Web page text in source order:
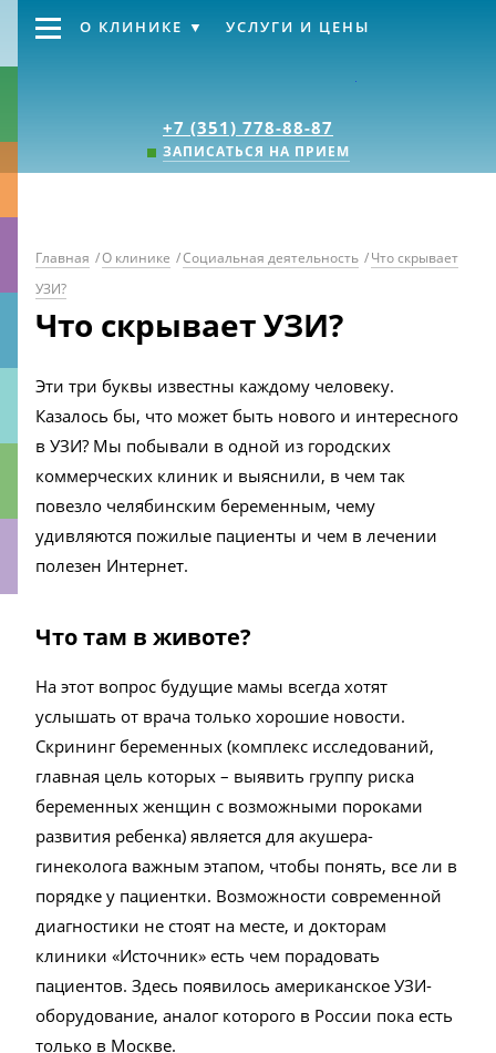
+7 (351) 778-88-87
ЗАПИСАТЬСЯ НА ПРИЕМ
О КЛИНИКЕ УСЛУГИ И ЦЕНЫ
Главная /О клинике /Социальная деятельность /Что скрывает
УЗИ?
Что скрывает УЗИ?
Эти три буквы известны каждому человеку.
Казалось бы, что может быть нового и интересного
в УЗИ? Мы побывали в одной из городских
коммерческих клиник и выяснили, в чем так
повезло челябинским беременным, чему
удивляются пожилые пациенты и чем в лечении
полезен Интернет.
Что там в животе?
На этот вопрос будущие мамы всегда хотят
услышать от врача только хорошие новости.
Скрининг беременных (комплекс исследований,
главная цель которых – выявить группу риска
беременных женщин с возможными пороками
развития ребенка) является для акушера-
гинеколога важным этапом, чтобы понять, все ли в
порядке у пациентки. Возможности современной
диагностики не стоят на месте, и докторам
клиники «Источник» есть чем порадовать
пациентов. Здесь появилось американское УЗИ-
оборудование, аналог которого в России пока есть
только в Москве.